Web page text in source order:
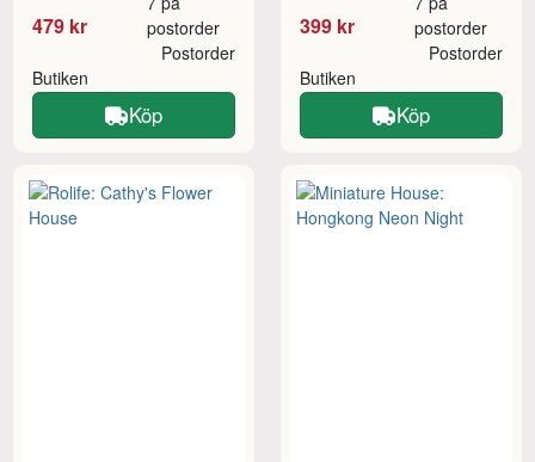
479 kr
postorder
Butiken
Postorder
Köp
399 kr
postorder
Butiken
Postorder
Köp